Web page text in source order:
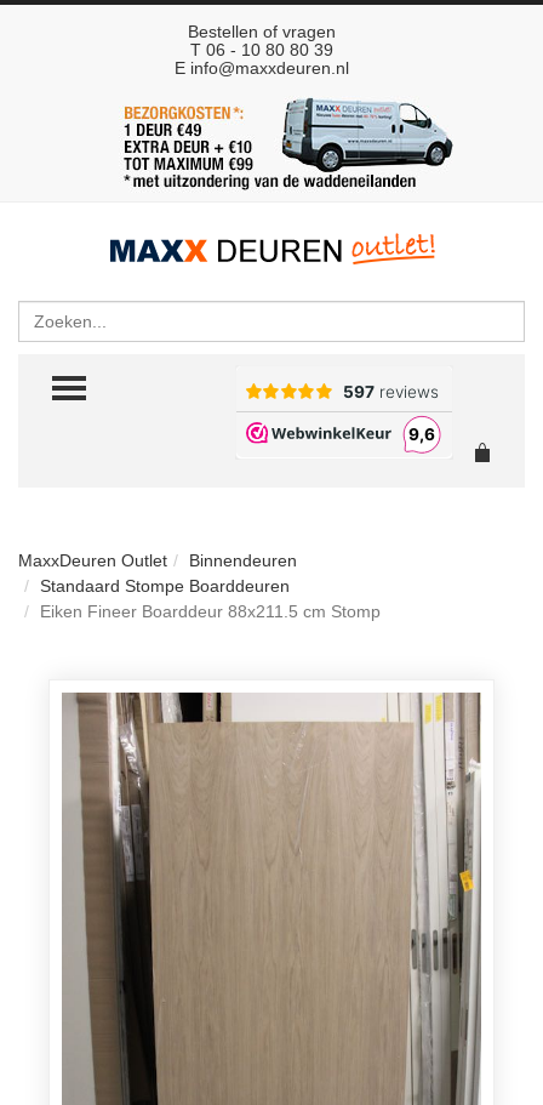
Bestellen of vragen
T 06 - 10 80 80 39
E info@maxxdeuren.nl
Zoeken
TOGGLE MENU
MaxxDeuren Outlet
Binnendeuren
Standaard Stompe Boarddeuren
Eiken Fineer Boarddeur 88x211.5 cm Stomp